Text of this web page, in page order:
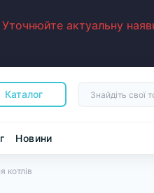
актуальну
Каталог
Новини
котлів